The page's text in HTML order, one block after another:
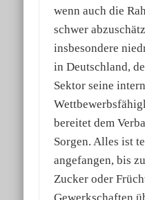
wenn auch die
schwer
insbesondere
in Deutschland,
Sektor seine
bereitet dem
Sorgen. Alles ist
angefangen, bis
Zucker oder